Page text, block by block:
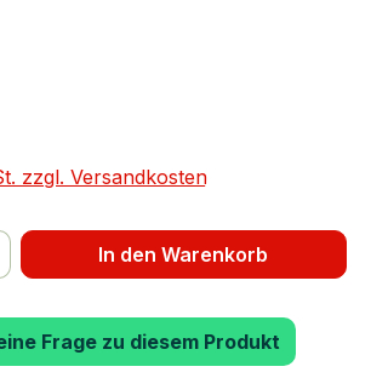
zzgl. Versandkosten
Gib den gewünschten
In den Warenkorb
Frage zu diesem Produkt